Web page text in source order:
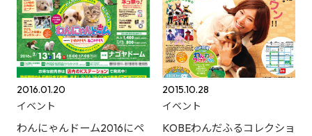
2016.01.20
イベント
わんにゃんドーム2016にペ
2015.10.28
イベント
KOBEわんだふるコレクショ